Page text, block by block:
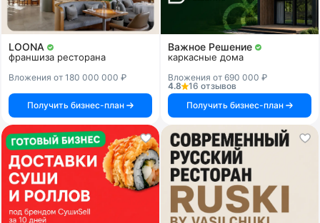
LOONA
франшиза ресторана
Вложения от 180 000 000 ₽
Получить бизнес-план
Важное Решение
каркасные дома
Вложения от 690 000 ₽
4.8
16 отзывов
Получить бизнес-план